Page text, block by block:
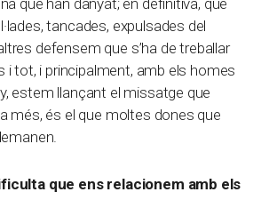
tancades, expulsades del
defensem que s’ha de treballar
i tot, i principalment, amb els homes
estem llançant el missatge que
més, és el que moltes dones que
que ens relacionem amb els